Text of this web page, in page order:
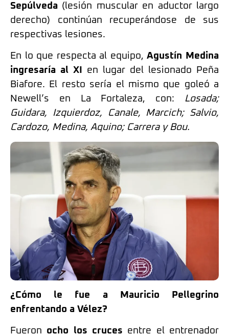
Sepúlveda (lesión muscular en aductor largo
derecho) continúan recuperándose de sus
respectivas lesiones.
En lo que respecta al equipo,Agustín Medina
ingresaría al XI
en lugar del lesionado Peña
Biafore. El resto sería el mismo que goleó a
Newell’s en La Fortaleza, con: Losada;
Guidara, Izquierdoz, Canale, Marcich; Salvio,
Cardozo, Medina, Aquino; Carrera y Bou.
¿Cómo le fue a Mauricio Pellegrino
enfrentando a Vélez?
Fueron ocho los cruces entre el entrenador